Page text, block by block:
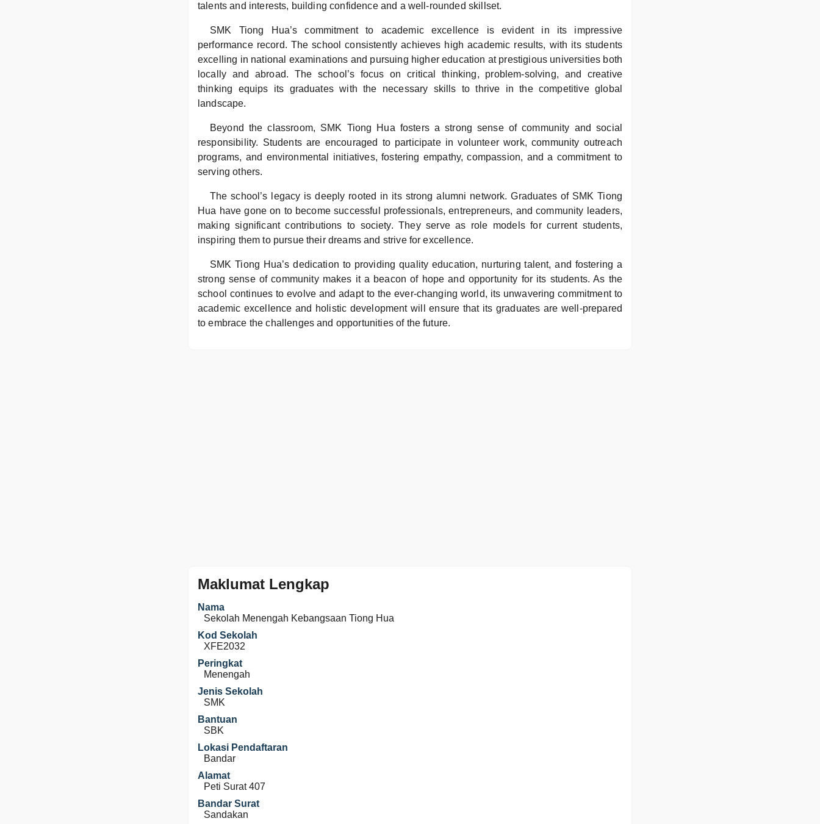
talents and interests, building confidence and a well-rounded skillset.
SMK Tiong Hua’s commitment to academic excellence is evident in its impressive
performance record. The school consistently achieves high academic results, with its students
excelling in national examinations and pursuing higher education at prestigious universities both
locally and abroad. The school’s focus on critical thinking, problem-solving, and creative
thinking equips its graduates with the necessary skills to thrive in the competitive global
landscape.
Beyond the classroom, SMK Tiong Hua fosters a strong sense of community and social
responsibility. Students are encouraged to participate in volunteer work, community outreach
programs, and environmental initiatives, fostering empathy, compassion, and a commitment to
serving others.
The school’s legacy is deeply rooted in its strong alumni network. Graduates of SMK Tiong
Hua have gone on to become successful professionals, entrepreneurs, and community leaders,
making significant contributions to society. They serve as role models for current students,
inspiring them to pursue their dreams and strive for excellence.
SMK Tiong Hua’s dedication to providing quality education, nurturing talent, and fostering a
strong sense of community makes it a beacon of hope and opportunity for its students. As the
school continues to evolve and adapt to the ever-changing world, its unwavering commitment to
academic excellence and holistic development will ensure that its graduates are well-prepared
to embrace the challenges and opportunities of the future.
Maklumat Lengkap
Nama
Sekolah Menengah Kebangsaan Tiong Hua
Kod Sekolah
XFE2032
Peringkat
Menengah
Jenis Sekolah
SMK
Bantuan
SBK
Lokasi Pendaftaran
Bandar
Alamat
Peti Surat 407
Bandar Surat
Sandakan